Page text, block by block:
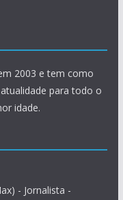
2003 e tem como
para todo o
idade.
- Jornalista -